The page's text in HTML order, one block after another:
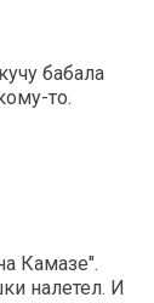
бабала
то.
Камазе".
налетел. И